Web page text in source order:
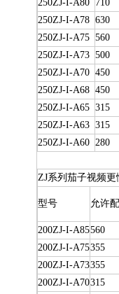
250ZJ-I-A80 710
250ZJ-I-A78 630
250ZJ-I-A75 560
250ZJ-I-A73 500
250ZJ-I-A70 450
250ZJ-I-A68 450
250ZJ-I-A65 315
250ZJ-I-A63 315
250ZJ-I-A60 280
ZJ系列茄子视频
型号 允许
200ZJ-I-A85560
200ZJ-I-A75355
200ZJ-I-A73355
200ZJ-I-A70315